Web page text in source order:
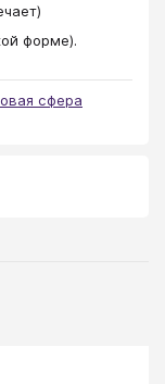
форме).
сфера